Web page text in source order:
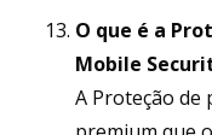
O que é a
Mobile
A Proteção de